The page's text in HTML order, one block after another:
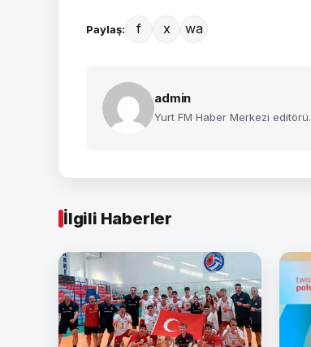
Paylaş: f x wa
admin
Yurt FM Haber Merkezi editörü.
İlgili Haberler